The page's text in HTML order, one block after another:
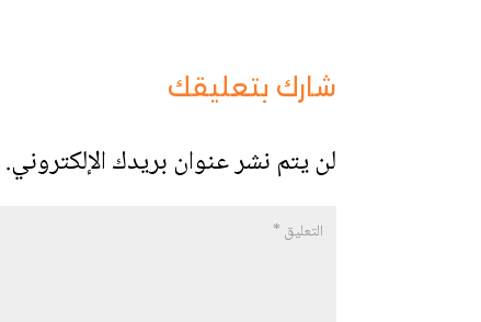
شارك بتعليقك
لن يتم نشر عنوان بريدك الإلكتروني.